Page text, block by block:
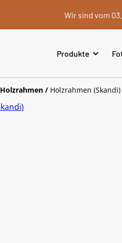
Wir sind vom
Produkte
Holzrahmen / Holzrahmen (Skandi)